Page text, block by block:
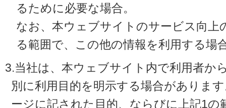
るために必要な場合。
なお、本ウェブサイトのサービス向上
る範囲で、この他の情報を利用する場
3.当社は、本ウェブサイト内で利用者か
別に利用目的を明示する場合がありま
ージに記された目的、ならびに上記1の